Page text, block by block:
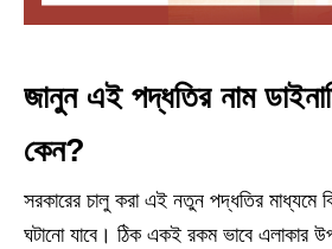
জানুন এই পদ্ধতির নাম
কেন?
সরকারের চালু করা এই নতুন পদ্ধতির মাধ্যমে
ঘটানো যাবে। ঠিক একই রকম ভাবে এলাকার